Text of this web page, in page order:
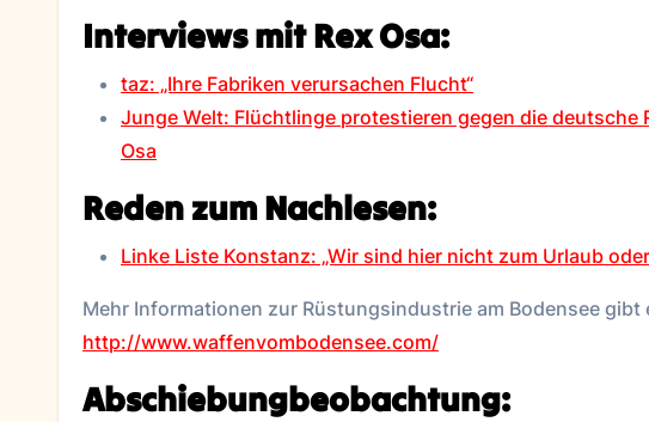
Interviews mit Rex Osa:
taz: „Ihre Fabriken verursachen Flucht“
Junge Welt: Flüchtlinge protestieren gegen die deutsche
Osa
Reden zum Nachlesen:
Linke Liste Konstanz: „Wir sind hier nicht zum Urlaub
Mehr Informationen zur Rüstungsindustrie am Bodensee gibt
http://www.waffenvombodensee.com/
Abschiebungbeobachtung: